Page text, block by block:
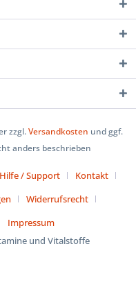
zzgl.Versandkosten und ggf.
anders beschrieben
Hilfe / Support
Kontakt
Widerrufsrecht
Impressum
und Vitalstoffe